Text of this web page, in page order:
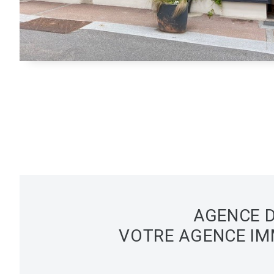
AGENCE
VOTRE AGENCE